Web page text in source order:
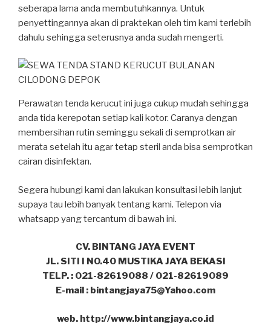
seberapa lama anda membutuhkannya. Untuk
penyettingannya akan di praktekan oleh tim kami terlebih
dahulu sehingga seterusnya anda sudah mengerti.
Perawatan tenda kerucut ini juga cukup mudah sehingga
anda tida kerepotan setiap kali kotor. Caranya dengan
membersihan rutin seminggu sekali di semprotkan air
merata setelah itu agar tetap steril anda bisa semprotkan
cairan disinfektan.
Segera hubungi kami dan lakukan konsultasi lebih lanjut
supaya tau lebih banyak tentang kami. Telepon via
whatsapp yang tercantum di bawah ini.
CV. BINTANG JAYA EVENT
JL. SITI I NO.40 MUSTIKA JAYA BEKASI
TELP. : 021-82619088 / 021-82619089
E-mail : bintangjaya75@Yahoo.com
web. http://www.bintangjaya.co.id